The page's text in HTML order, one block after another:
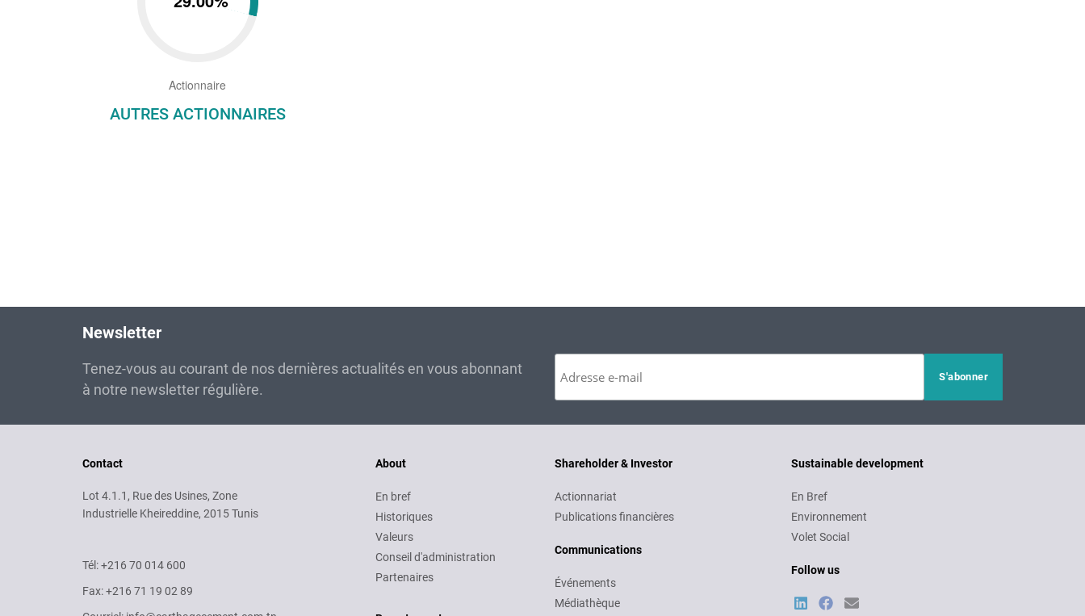
Actionnaire
AUTRES ACTIONNAIRES
Newsletter
Tenez-vous au courant de nos dernières actualités en vous abonnant
à notre newsletter régulière.
Contact
Lot 4.1.1, Rue des Usines, Zone
Industrielle Kheireddine, 2015 Tunis
Tél: +216 70 014 600
Fax: +216 71 19 02 89
About
En bref
Historiques
Valeurs
Conseil d'administration
Partenaires
Shareholder & Investor
Actionnariat
Publications financières
Communications
Événements
Médiathèque
Sustainable development
En Bref
Environnement
Volet Social
Follow us